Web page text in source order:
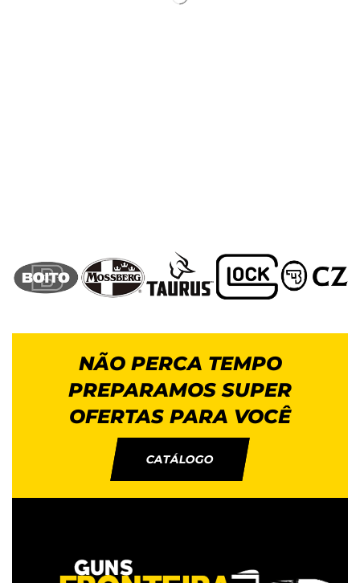
NÃO PERCA TEMPO
PREPARAMOS SUPER
OFERTAS PARA VOCÊ
CATÁLOGO